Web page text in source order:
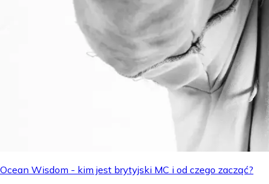
Ocean Wisdom - kim jest brytyjski MC i od czego zacząć?